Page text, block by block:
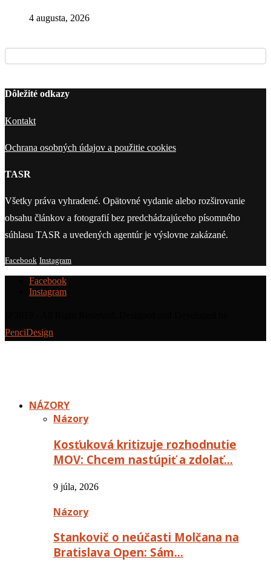
4 augusta, 2026
Dôležité odkazy
Kontakt
Ochrana osobných údajov a použitie cookies
TASR
Všetky práva vyhradené. Opätovné vydanie alebo rozširovanie
obsahu článkov a fotografií bez predchádzajúceho písomného
súhlasu TASR a uvedených agentúr je výslovne zakázané.
Facebook Instagram
Facebook
Instagram
PenciDesign
NÁZORY
Názory
Kosťuková kritizuje rozhodnutie
MOV: Chcem nastúpiť a zdolať…
9 júla, 2026
Názory
Stankovič o neúčasti Molčana na
Bratislava Open: Sám…